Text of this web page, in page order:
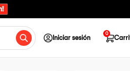
Iniciar sesión
0